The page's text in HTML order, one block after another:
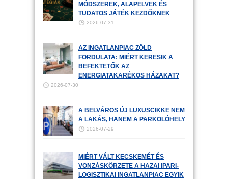
MÓDSZEREK, ALAPELVEK ÉS
TUDATOS JÁTÉK KEZDŐKNEK
2026-07-31
AZ INGATLANPIAC ZÖLD
FORDULATA: MIÉRT KERESIK A
BEFEKTETŐK AZ
ENERGIATAKARÉKOS HÁZAKAT?
2026-07-30
A BELVÁROS ÚJ LUXUSCIKKE NEM
A LAKÁS, HANEM A PARKOLÓHELY
2026-07-29
MIÉRT VÁLT KECSKEMÉT ÉS
VONZÁSKÖRZETE A HAZAI IPARI-
LOGISZTIKAI INGATLANPIAC EGYIK